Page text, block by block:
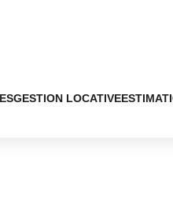
GESTION LOCATIVE